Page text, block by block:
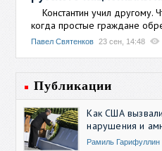
Константин учил другому.
когда простые граждане
Павел Святенков 23 сен, 14:48
Публикации
Как США
нарушения и
Рамиль Гарифуллин